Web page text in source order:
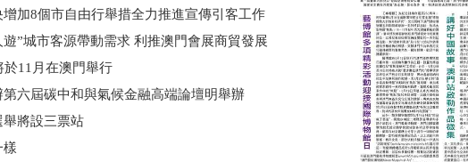
加8個市自由行舉措全力推進宣傳引客工作
”城市客源帶動需求 利推澳門會展商貿發展
11月在澳門舉行
六屆碳中和與氣候金融高端論壇明舉辦
將設三票站
樣